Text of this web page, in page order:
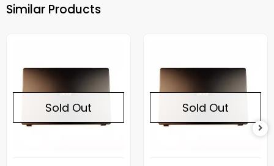
Similar Products
Sold Out Sold Out